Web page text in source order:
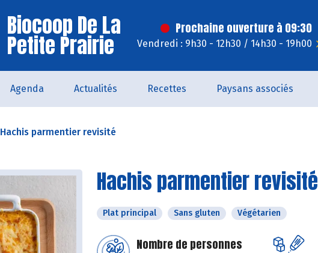
Biocoop De La
Petite Prairie
Prochaine ouverture à 09:30
Vendredi : 9h30 - 12h30 / 14h30 - 19h00
Agenda Actualités Recettes Paysans associés
Hachis parmentier revisité
Hachis parmentier revisité
Plat principal Sans gluten Végétarien
Nombre de personnes